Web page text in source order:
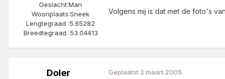
Geslacht:Man
Woonplaats:Sneek
Lengtegraad :5.65282
Breedtegraad :53.04413
Volgens mij is dat met de foto's
Doler Geplaatst 2 maart 2005